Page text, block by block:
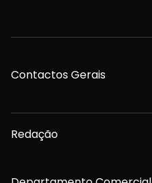
Contactos Gerais
Redação